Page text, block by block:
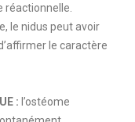
réactionnelle.
le nidus peut avoir
le caractère
: l’ostéome